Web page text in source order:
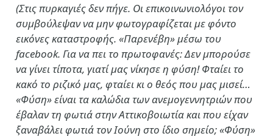
(Στις πυρκαγιές δεν πήγε. Οι επικοινωνιολόγοι τον
συμβούλεψαν να μην φωτογραφίζεται με φόντο
εικόνες καταστροφής. «Παρενέβη» μέσω του
facebook. Για να πει το πρωτοφανές: Δεν μπορούσε
να γίνει τίποτα, γιατί μας νίκησε η φύση! Φταίει το
κακό το ριζικό μας, φταίει κι ο θεός που μας μισεί…
«Φύση» είναι τα καλώδια των ανεμογεννητριών που
έβαλαν τη φωτιά στην Αττικοβοιωτία και που είχαν
ξαναβάλει φωτιά τον Ιούνη στο ίδιο σημείο; «Φύση»